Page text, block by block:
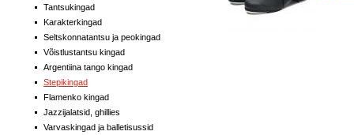
Tantsukingad
Karakterkingad
Seltskonnatantsu ja peokingad
Võistlustantsu kingad
Argentiina tango kingad
Stepikingad
Flamenko kingad
Jazzijalatsid, ghillies
Varvaskingad ja balletisussid